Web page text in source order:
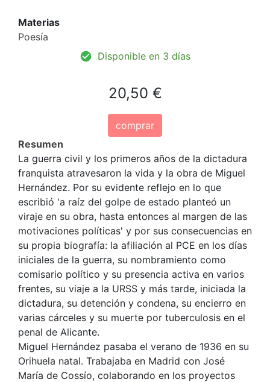
Materias
Poesía
Disponible en 3 días
20,50 €
comprar
Resumen
La guerra civil y los primeros años de la dictadura
franquista atravesaron la vida y la obra de Miguel
Hernández. Por su evidente reflejo en lo que
escribió 'a raíz del golpe de estado planteó un
viraje en su obra, hasta entonces al margen de las
motivaciones políticas' y por sus consecuencias en
su propia biografía: la afiliación al PCE en los días
iniciales de la guerra, su nombramiento como
comisario político y su presencia activa en varios
frentes, su viaje a la URSS y más tarde, iniciada la
dictadura, su detención y condena, su encierro en
varias cárceles y su muerte por tuberculosis en el
penal de Alicante.
Miguel Hernández pasaba el verano de 1936 en su
Orihuela natal. Trabajaba en Madrid con José
María de Cossío, colaborando en los proyectos